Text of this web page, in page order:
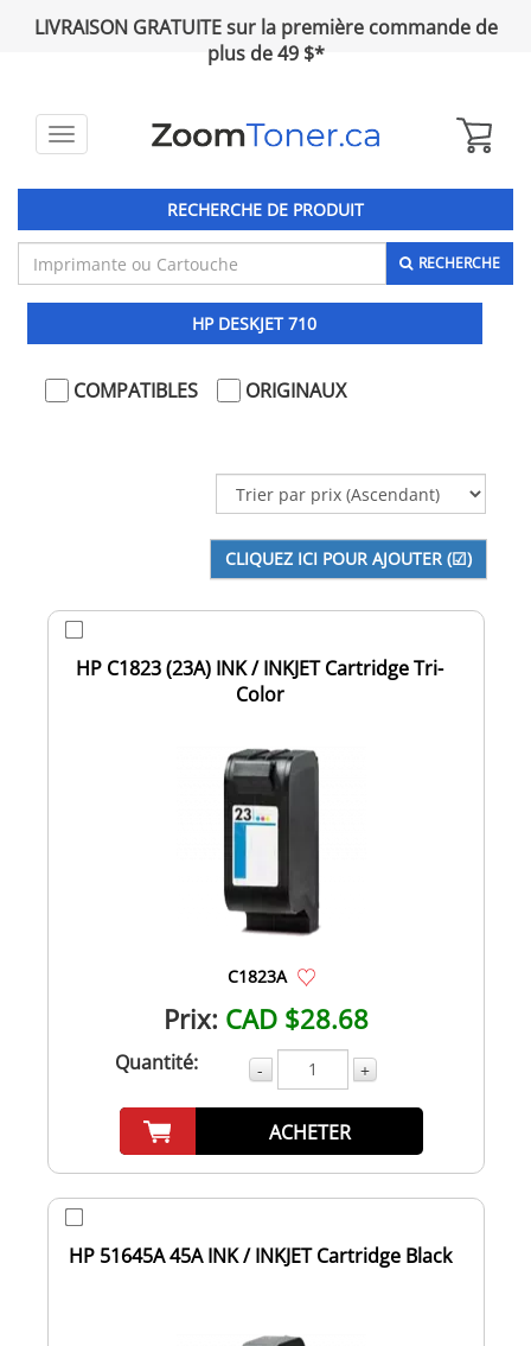
LIVRAISON GRATUITE sur la première commande de
plus de 49 $*
Toggle
RECHERCHE DE PRODUIT
RECHERCHE
HP DESKJET 710
COMPATIBLES ORIGINAUX
HP C1823 (23A) INK / INKJET Cartridge Tri-
Color
C1823A
Prix: CAD $28.68
Quantité: - +
ACHETER
HP 51645A 45A INK / INKJET Cartridge Black